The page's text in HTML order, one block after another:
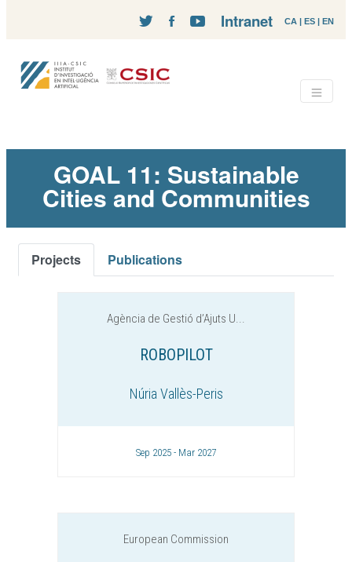
CA | ES | EN
Intranet
GOAL 11: Sustainable
Cities and Communities
Projects Publications
Agència de Gestió d’Ajuts U...
ROBOPILOT
Núria Vallès-Peris
Sep 2025 - Mar 2027
European Commission